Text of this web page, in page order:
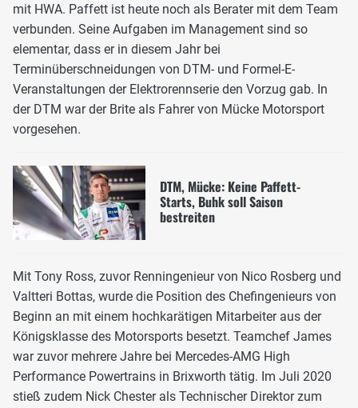
mit HWA. Paffett ist heute noch als Berater mit dem Team
verbunden. Seine Aufgaben im Management sind so
elementar, dass er in diesem Jahr bei
Terminüberschneidungen von DTM- und Formel-E-
Veranstaltungen der Elektrorennserie den Vorzug gab. In
der DTM war der Brite als Fahrer von Mücke Motorsport
vorgesehen.
DTM, Mücke: Keine Paffett-
Starts, Buhk soll Saison
bestreiten
Mit Tony Ross, zuvor Renningenieur von Nico Rosberg und
Valtteri Bottas, wurde die Position des Chefingenieurs von
Beginn an mit einem hochkarätigen Mitarbeiter aus der
Königsklasse des Motorsports besetzt. Teamchef James
war zuvor mehrere Jahre bei Mercedes-AMG High
Performance Powertrains in Brixworth tätig. Im Juli 2020
stieß zudem Nick Chester als Technischer Direktor zum